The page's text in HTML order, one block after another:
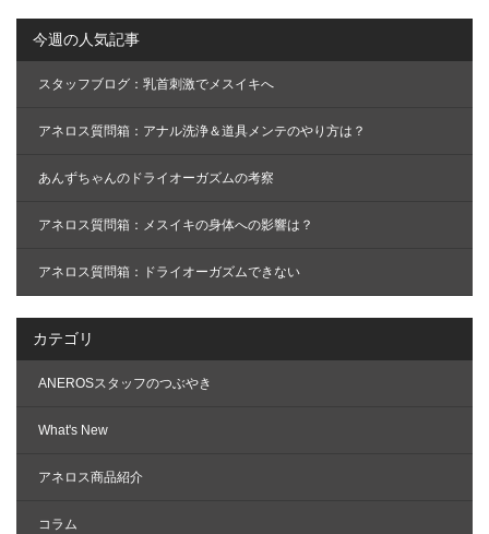
今週の人気記事
スタッフブログ：乳首刺激でメスイキへ
アネロス質問箱：アナル洗浄＆道具メンテのやり方は？
あんずちゃんのドライオーガズムの考察
アネロス質問箱：メスイキの身体への影響は？
アネロス質問箱：ドライオーガズムできない
カテゴリ
ANEROSスタッフのつぶやき
What's New
アネロス商品紹介
コラム